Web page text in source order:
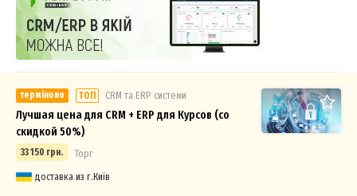
терміново ТОП СRM та ERP системи
Лучшая цена для CRM + ERP для Курсов (со
скидкой 50%)
33 150 грн.
Торг
доставка из г.Київ